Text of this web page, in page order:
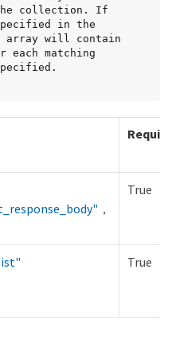
collection. If
in the
array will contain
matching
，
True
True